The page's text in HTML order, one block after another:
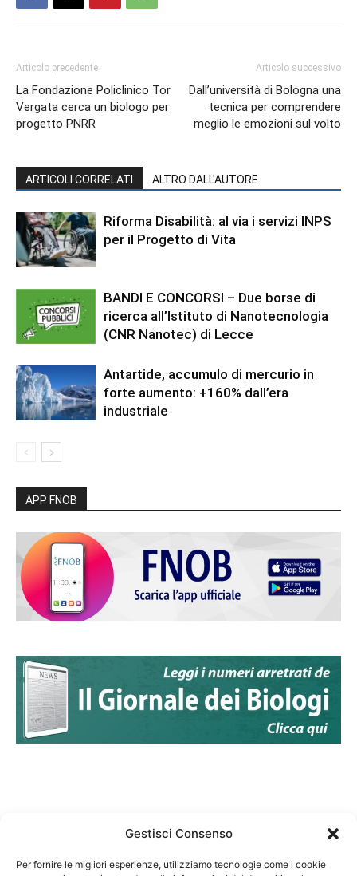
Gestisci Consenso
Per fornire le migliori esperienze, utilizziamo tecnologie come i cookie
Articolo precedente
La Fondazione Policlinico Tor
Vergata cerca un biologo per
progetto PNRR
Articolo successivo
Dall’università di Bologna una
tecnica per comprendere
meglio le emozioni sul volto
ARTICOLI CORRELATI ALTRO DALL'AUTORE
Riforma Disabilità: al via i servizi INPS
per il Progetto di Vita
BANDI E CONCORSI – Due borse di
ricerca all’Istituto di Nanotecnologia
(CNR Nanotec) di Lecce
Antartide, accumulo di mercurio in
forte aumento: +160% dall’era
industriale
APP FNOB